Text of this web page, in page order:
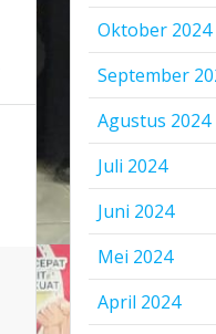
Oktober 2024
September
Agustus 2024
Juli 2024
Juni 2024
Mei 2024
April 2024